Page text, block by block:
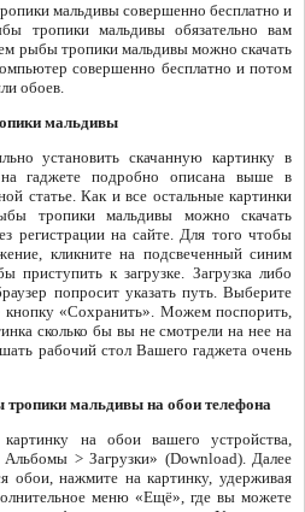
мальдивы совершенно бесплатно и
тропики мальдивы обязательно вам
рыбы тропики мальдивы можно скачать
совершенно бесплатно и потом
обоев.
мальдивы
установить скачанную картинку в
на гаджете подробно описана выше в
статье. Как и все остальные картинки
тропики мальдивы можно скачать
регистрации на сайте. Для того чтобы
кликните на подсвеченный синим
приступить к загрузке. Загрузка либо
попросит указать путь. Выберите
«Сохранить». Можем поспорить,
сколько бы вы не смотрели на нее на
рабочий стол Вашего гаджета очень
мальдивы на обои телефона
на обои вашего устройства,
Альбомы > Загрузки» (Download). Далее
обои, нажмите на картинку, удерживая
меню «Ещё», где вы можете